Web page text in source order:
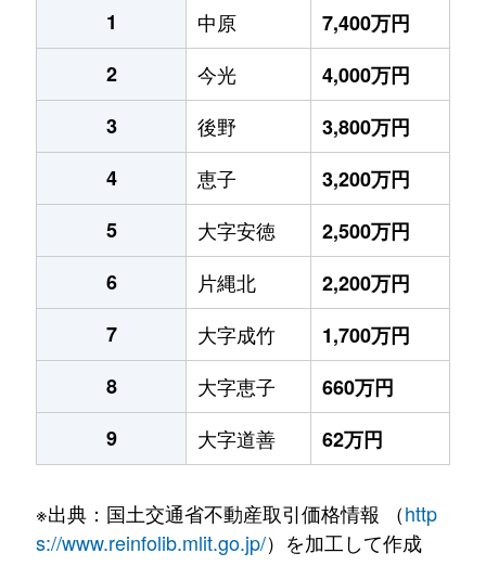
1
中原
7,400万円
2
今光
4,000万円
3
後野
3,800万円
4
恵子
3,200万円
5
大字安徳
2,500万円
6
片縄北
2,200万円
7
大字成竹
1,700万円
8
大字恵子
660万円
9
大字道善 62万円
※出典：国土交通省不動産取引価格情報 （http
s://www.reinfolib.mlit.go.jp/）を加工して作成